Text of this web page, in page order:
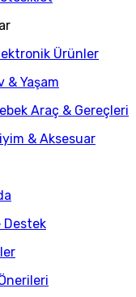
Ürünler
& Yaşam
Araç & Gereçleri
& Aksesuar
Destek